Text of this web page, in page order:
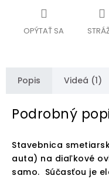
OPÝTAŤ SA
Popis Videá (1)
Podrobný
Stavebnica
auta) na diaľkové
samo. Súčasťou je